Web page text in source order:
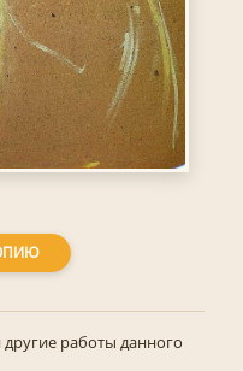
работы данного